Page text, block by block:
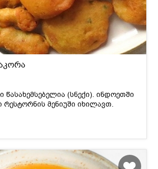
წასახემსებელია (სნექი). ინდოეთში
რესტორნის მენიუში იხილავთ.